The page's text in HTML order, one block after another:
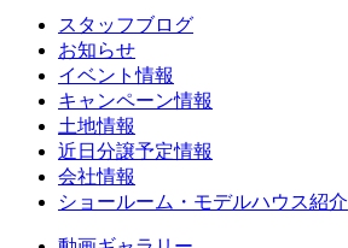
スタッフブログ
お知らせ
イベント情報
キャンペーン情報
土地情報
近日分譲予定情報
会社情報
ショールーム・モデルハウス紹介